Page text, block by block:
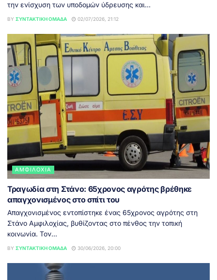
την ενίσχυση των υποδομών ύδρευσης και...
BY ΣΥΝΤΑΚΤΙΚΉ ΟΜΆΔΑ 02/07/2026, 21:12
ΑΜΦΙΛΟΧΊΑ
Τραγωδία στη Στάνο: 65χρονος αγρότης βρέθηκε
απαγχονισμένος στο σπίτι του
Απαγχονισμένος εντοπίστηκε ένας 65χρονος αγρότης στη
Στάνο Αμφιλοχίας, βυθίζοντας στο πένθος την τοπική
κοινωνία. Τον...
BY ΣΥΝΤΑΚΤΙΚΉ ΟΜΆΔΑ 30/06/2026, 20:00